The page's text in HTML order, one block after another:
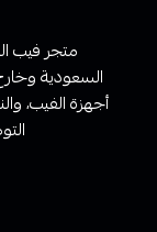
متجر فيب
السعودية
أجهزة الفيب،